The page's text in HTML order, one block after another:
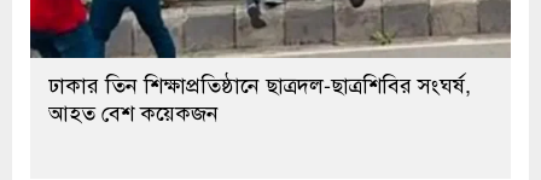
ঢাকার তিন শিক্ষাপ্রতিষ্ঠানে ছাত্রদল-ছাত্রশিবির সংঘর্ষ,
আহত বেশ কয়েকজন